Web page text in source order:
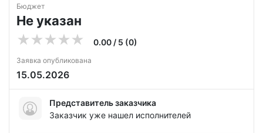
Бюджет
Не указан
0.00 / 5 (0)
Заявка опубликована
15.05.2026
Представитель заказчика
Заказчик уже нашел исполнителей